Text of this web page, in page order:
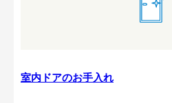
室内ドアのお手入れ